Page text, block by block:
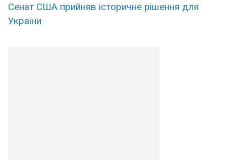
Сенат США прийняв історичне рішення для
України